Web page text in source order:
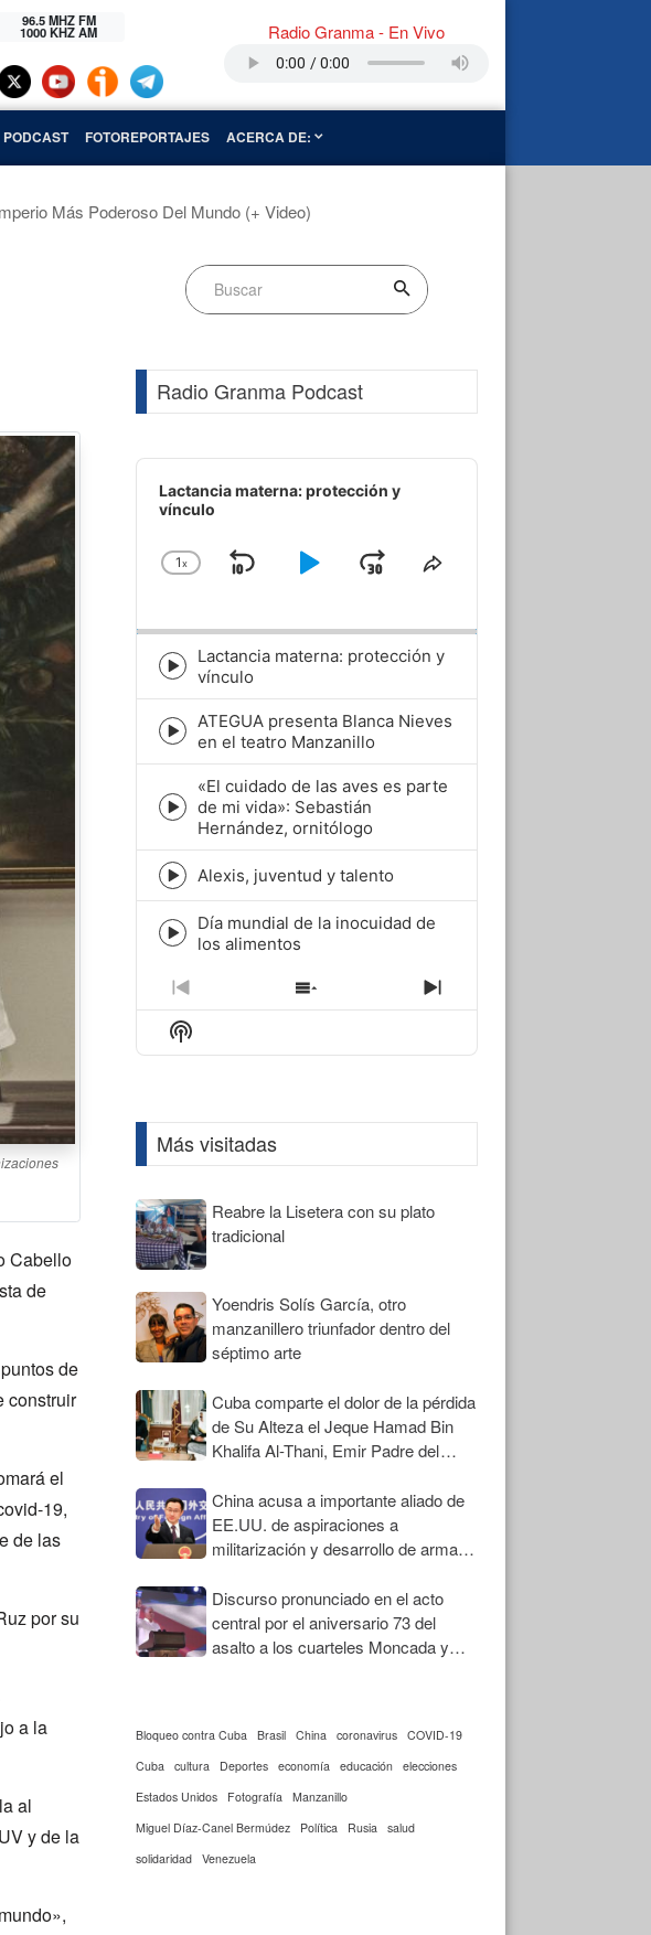
96.5 MHZ FM
1000 KHZ AM Radio Granma - En Vivo
PODCAST FOTOREPORTAJES ACERCA DE:
Más Poderoso Del Mundo (+ Video)
Cabello
de
de
construir
el
19,
de las
por su
a la
al
y de la
Radio Granma Podcast
Audio
Player
Lactancia materna: protección y
vínculo
Change
1x
SkipPlayJumpShare
Episode
play
icon
Lactancia materna: protección y
vínculo
Episode
play
icon
ATEGUA presenta Blanca Nieves
en el teatro Manzanillo
Episode
play
icon
«El cuidado de las aves es parte
de mi vida»: Sebastián
Hernández, ornitólogo
Episode
play
icon
Alexis, juventud y talento
Episode
icon
Día mundial de la inocuidad de
los alimentos
Previous
Episode
Show
Episodes
Next
Episode
Show
Podcast
Más visitadas
Reabre la Lisetera con su plato
tradicional
Yoendris Solís García, otro
manzanillero triunfador dentro del
séptimo arte
Cuba comparte el dolor de la pérdida
de Su Alteza el Jeque Hamad Bin
Khalifa Al-Thani, Emir Padre del
China acusa a importante aliado de
EE.UU. de aspiraciones a
militarización y desarrollo de armas
Discurso pronunciado en el acto
central por el aniversario 73 del
asalto a los cuarteles Moncada y
Bloqueo contra Cuba Brasil China coronavirus COVID-19
Cuba
cultura Deportes economía educación elecciones
Estados Unidos
Fotografía
Manzanillo
Miguel Díaz-Canel Bermúdez
Política Rusia
salud
solidaridad Venezuela